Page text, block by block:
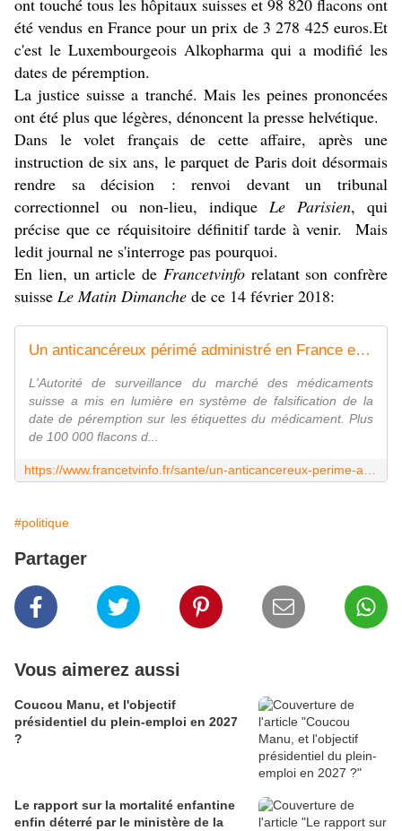
ont touché tous les hôpitaux suisses et 98 820 flacons ont
été vendus en France pour un prix de 3 278 425 euros.Et
c'est le Luxembourgeois Alkopharma qui a modifié les
dates de péremption.
La justice suisse a tranché. Mais les peines prononcées
ont été plus que légères, dénoncent la presse helvétique.
Dans le volet français de cette affaire, après une
instruction de six ans, le parquet de Paris doit désormais
rendre sa décision : renvoi devant un tribunal
correctionnel ou non-lieu, indiqueLe Parisien, qui
précise que ce réquisitoire définitif tarde à venir. Mais
ledit journal ne s'interroge pas pourquoi.
En lien, un article de Francetvinforelatant son confrère
suisse Le Matin Dimanche de ce 14 février 2018:
Un anticancéreux périmé administré en France et en Suisse entre 2007 et 2011
L'Autorité de surveillance du marché des médicaments
suisse a mis en lumière en système de falsification de la
date de péremption sur les étiquettes du médicament. Plus
de 100 000 flacons d...
#politique
Partager
Vous aimerez aussi
Coucou Manu, et l'objectif
présidentiel du plein-emploi en 2027
?
Le rapport sur la mortalité enfantine
enfin déterré par le ministère de la